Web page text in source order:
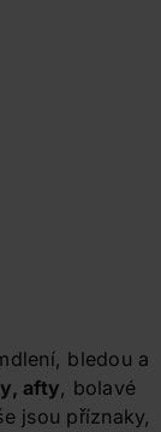
bledou a
afty, bolavé
jsou příznaky,